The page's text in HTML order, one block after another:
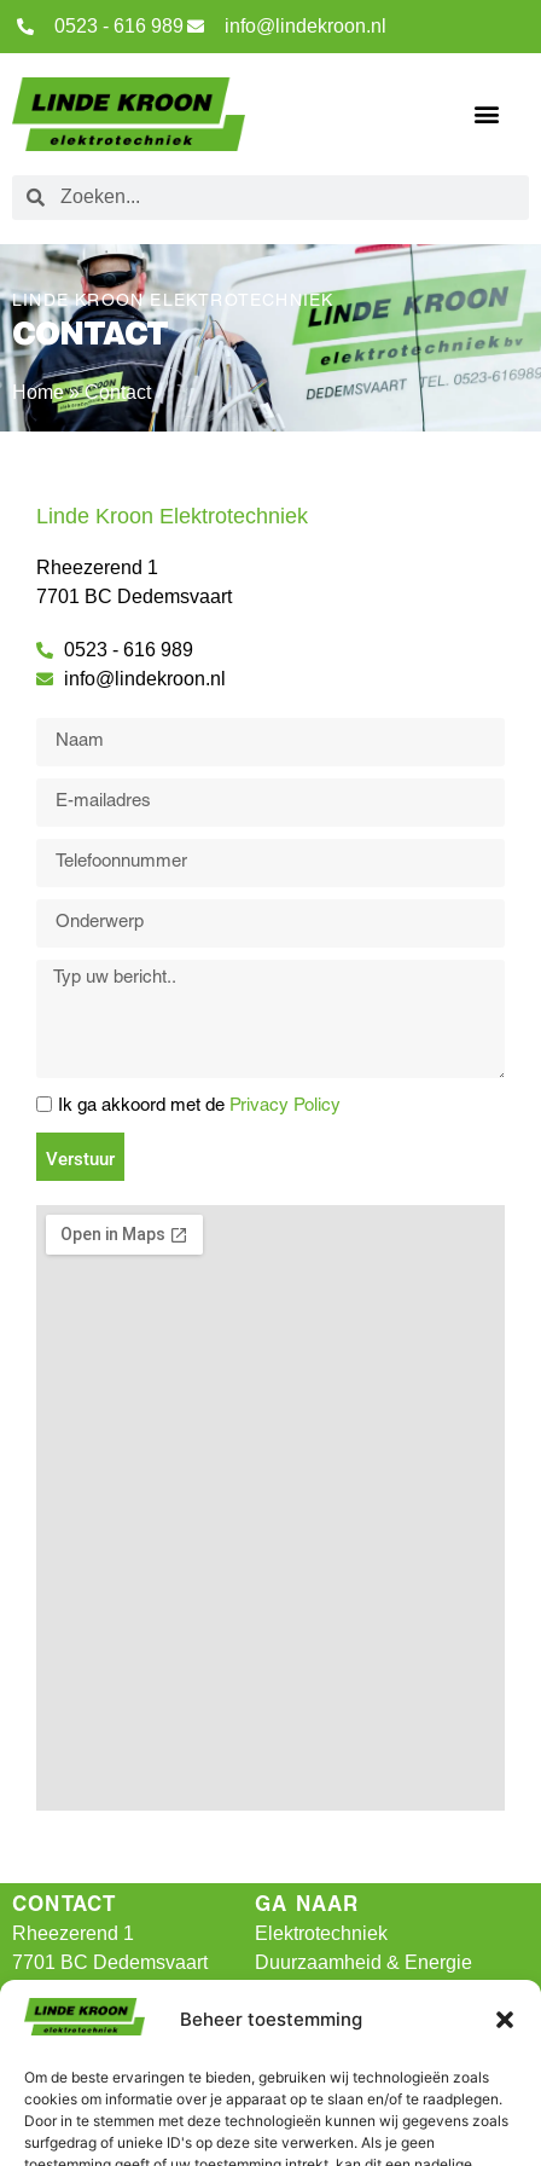
Beheer toestemming
Om de beste ervaringen te bieden, gebruiken wij technologieën zoals
cookies om informatie over je apparaat op te slaan en/of te raadplegen.
Door in te stemmen met deze technologieën kunnen wij gegevens zoals
surfgedrag of unieke ID's op deze site verwerken. Als je geen
0523 - 616 989 info@lindekroon.nl
LINDE KROON ELEKTROTECHNIEK
CONTACT
Home»Contact
Linde Kroon Elektrotechniek
Rheezerend 1
7701 BC Dedemsvaart
0523 - 616 989
info@lindekroon.nl
Ik ga akkoord met de Privacy Policy
Verstuur
CONTACT
Rheezerend 1
7701 BC Dedemsvaart
T:0523-616989
GA NAAR
Elektrotechniek
Duurzaamheid & Energie
Branches
Vacatures
Contact